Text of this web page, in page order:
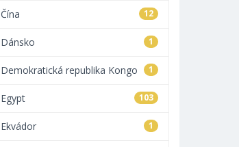
12
Čína
1
Dánsko
1
Demokratická republika Kongo
103
Egypt
1
Ekvádor